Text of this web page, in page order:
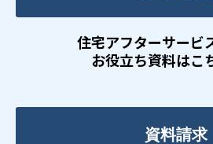
住宅アフターサービ
お役立ち資料はこ
資料請求